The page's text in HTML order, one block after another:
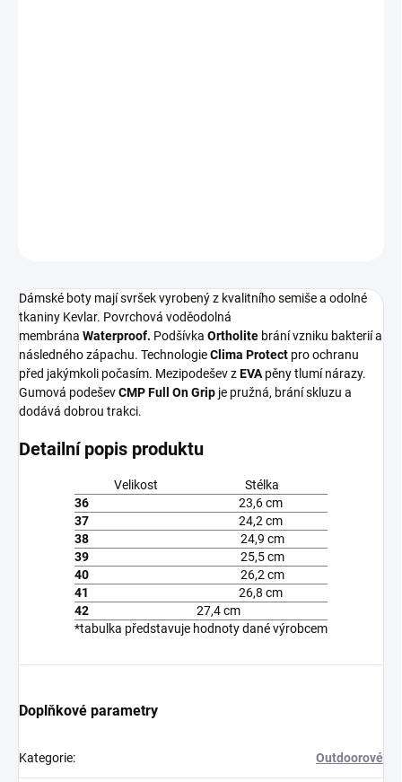
Dámské boty mají svršek vyrobený z kvalitního semiše a odolné
tkaniny Kevlar. Povrchová voděodolná
membrána Waterproof. Podšívka Ortholite brání vzniku bakterií a
následného zápachu. TechnologieClima Protect pro ochranu
před jakýmkoli počasím. Mezipodešev zEVApěny tlumí nárazy.
Gumová podeševCMP Full On Grip je pružná, brání skluzu a
dodává dobrou trakci.
Detailní popis produktu
Velikost
Stélka
36
23,6 cm
37
24,2 cm
38
24,9 cm
39
25,5 cm
40
26,2 cm
41
26,8 cm
42
27,4 cm
*tabulka představuje hodnoty dané výrobcem
Doplňkové parametry
Kategorie: Outdoorové